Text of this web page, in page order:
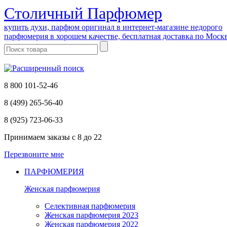
Cтоличный Парфюмер
купить духи, парфюм оригинал в интернет-магазине недорого
парфюмерия в хорошем качестве, бесплатная доставка по
8 800 101-52-46
8 (499) 265-56-40
8 (925) 723-06-33
Принимаем заказы с 8 до 22
Перезвоните мне
ПАРФЮМЕРИЯ
Женская парфюмерия
Селективная парфюмерия
Женская парфюмерия 2023
Женская парфюмерия 2022